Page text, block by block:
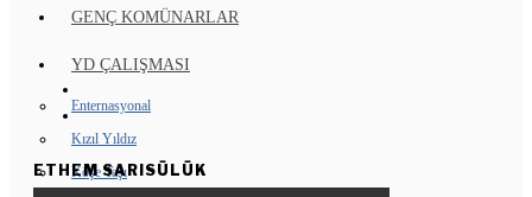
GENÇ KOMÜNARLAR
YD ÇALIŞMASI
Enternasyonal
Kızıl Yıldız
Köşe Taşı
ETHEM SARISÜLÜK